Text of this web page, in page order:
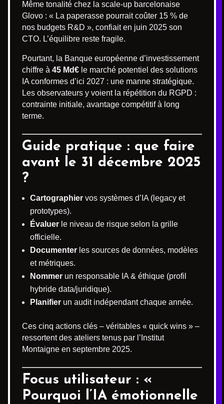
Même tonalité chez la scale-up barcelonaise
Glovo : « La paperasse pourrait coûter 15 % de
nos budgets R&D », confiait en juin 2025 son
CTO. L’équilibre reste fragile.
Pourtant, la Banque européenne d’investissement
chiffre à 45 Md€ le marché potentiel des solutions
IA conformes d’ici 2027 : une manne stratégique.
Les observateurs y voient la répétition du RGPD :
contrainte initiale, avantage compétitif à long
terme.
Guide pratique : que faire
avant le 31 décembre 2025
?
Cartographier vos systèmes d’IA (legacy et
prototypes).
Évaluer le niveau de risque selon la grille
officielle.
Documenter les sources de données, modèles
et métriques.
Nommer un responsable IA & éthique (profil
hybride data/juridique).
Planifier un audit indépendant chaque année.
Ces cinq actions clés – véritables « quick wins » –
ressortent des ateliers tenus par l’Institut
Montaigne en septembre 2025.
Focus utilisateur : «
Pourquoi l’IA émotionnelle